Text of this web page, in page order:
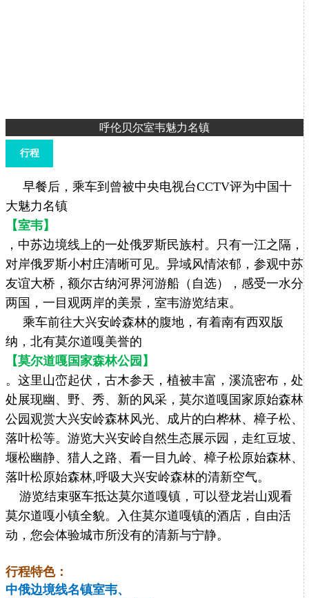
呼伦贝尔室韦魅力名镇
行程
早餐后，乘车到曾被中央电视台CCTV评为中国十
大魅力名镇
【室韦】
，中苏边境线上的一处俄罗斯民族村。只有一江之隔，
对岸俄罗斯小村庄清晰可见。异域风情浓郁，参观中苏
友谊大桥，额尔古纳河界河游船（自选），感受一水分
两国，一目观两岸的美景，室韦游览结束。
乘车前往大兴安岭森林的腹地，有着南有西双版
纳，北有莫尔道嘎美誉的
【莫尔道嘎国家森林公园】
。这里山峦起伏，古木参天，植被丰富，溪流密布，处
处展现幽、野、秀、新的风采，莫尔道嘎国家原始森林
公园观赏大兴安岭森林风光、成片的白桦林、樟子松、
落叶松等。游览大兴安岭自然生态展示园，走红豆坡、
堰松幽静、猎人之路、看一目九岭、樟子松原始森林、
落叶松原始森林,呼吸大兴安岭森林的清新空气。
游览结束驱车抵达莫尔道嘎镇，可以登龙岩山观看
莫尔道嘎小镇全貌。入住莫尔道嘎镇的酒店，自由活
动，您会体验城市所没有的清新与宁静。
行程特色：
中俄边境线名镇室韦、